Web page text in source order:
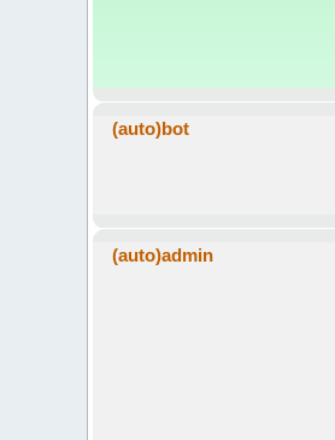
(auto)bot
(auto)admin